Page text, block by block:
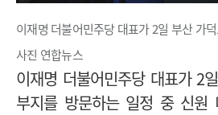
이재명 더불어민주당 대표가 2일 부산 가
사진 연합뉴스
이재명 더불어민주당 대표가 2
부지를 방문하는 일정 중 신원